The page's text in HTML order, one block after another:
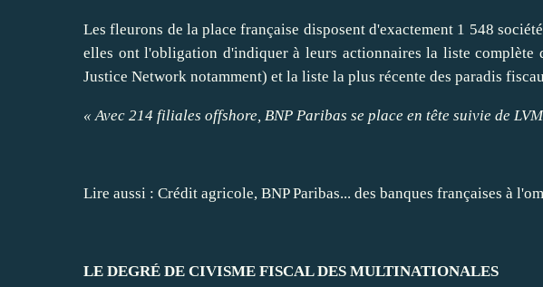
Les fleurons de la place française disposent d'exactement 1 548 société
elles ont l'obligation d'indiquerà leurs actionnaires la liste complète
Justice Network notamment) et la liste la plus récente des paradis
« Avec 214 filiales offshore, BNP Paribas se place en tête suivie de
Lire aussi : Crédit agricole, BNP Paribas... des banques françaises à
LE DEGRÉ DE CIVISME FISCAL DES MULTINATIONALES